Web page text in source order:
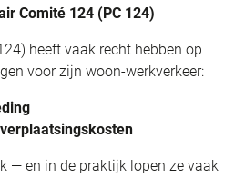
Comité 124 (PC 124)
heeft vaak recht hebben op
voor zijn woon-werkverkeer:
— en in de praktijk lopen ze vaak